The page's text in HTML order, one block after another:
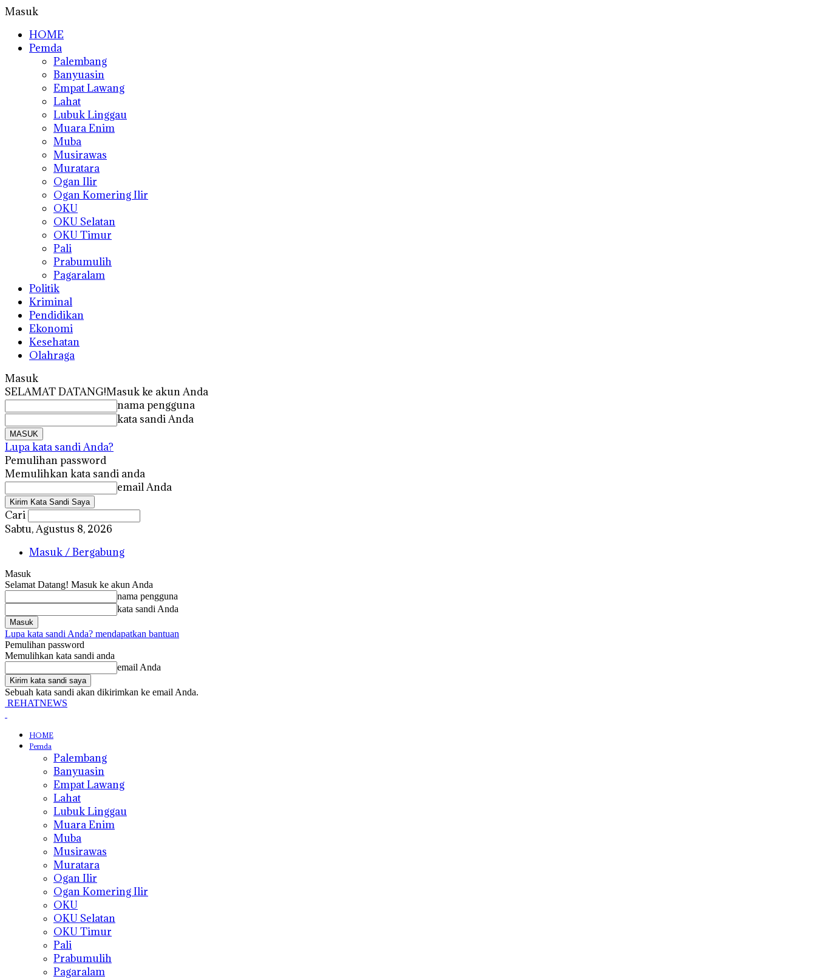
Masuk
HOME
Pemda
Palembang
Banyuasin
Empat Lawang
Lahat
Lubuk Linggau
Muara Enim
Muba
Musirawas
Muratara
Ogan Ilir
Ogan Komering Ilir
OKU
OKU Selatan
OKU Timur
Pali
Prabumulih
Pagaralam
Politik
Kriminal
Pendidikan
Ekonomi
Kesehatan
Olahraga
Masuk
SELAMAT DATANG!Masuk ke akun Anda
nama pengguna
kata sandi Anda
Lupa kata sandi Anda?
Pemulihan password
Memulihkan kata sandi anda
email Anda
Cari
Sabtu, Agustus 8, 2026
Masuk / Bergabung
Masuk
Selamat Datang! Masuk ke akun Anda
nama pengguna
kata sandi Anda
Lupa kata sandi Anda? mendapatkan bantuan
Pemulihan password
Memulihkan kata sandi anda
email Anda
Sebuah kata sandi akan dikirimkan ke email Anda.
REHATNEWS
HOME
Pemda
Palembang
Banyuasin
Empat Lawang
Lahat
Lubuk Linggau
Muara Enim
Muba
Musirawas
Muratara
Ogan Ilir
Ogan Komering Ilir
OKU
OKU Selatan
OKU Timur
Pali
Prabumulih
Pagaralam